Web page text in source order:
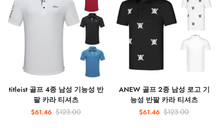
titleist 골프 4종 남성 기능성 반
팔 카라 티셔츠
$61.46 $123.00
ANEW 골프 2종 남성 로고 기
능성 반팔 카라 티셔츠
$61.46 $123.00